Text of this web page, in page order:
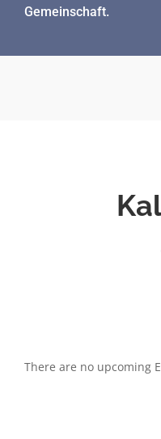
Gemeinschaft.
There are no upcoming